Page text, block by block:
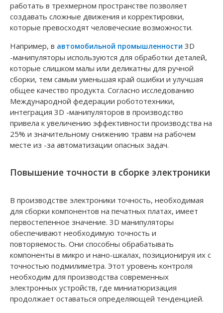
работать в трехмерном пространстве позволяет
создавать сложные движения и корректировки,
которые превосходят человеческие возможности.
Например, в автомобильной промышленности 3D
-манипуляторы используются для обработки деталей,
которые слишком малы или деликатны для ручной
сборки, тем самым уменьшая край ошибки и улучшая
общее качество продукта. Согласно исследованию
Международной федерации робототехники,
интеграция 3D -манипуляторов в производство
привела к увеличению эффективности производства на
25% и значительному снижению травм на рабочем
месте из -за автоматизации опасных задач.
Повышение точности в сборке электроники
В производстве электроники точность, необходимая
для сборки компонентов на печатных платах, имеет
первостепенное значение. 3D манипуляторы
обеспечивают необходимую точность и
повторяемость. Они способны обрабатывать
компоненты в микро и нано-шкалах, позиционируя их с
точностью подмилиметра. Этот уровень контроля
необходим для производства современных
электронных устройств, где миниатюризация
продолжает оставаться определяющей тенденцией.